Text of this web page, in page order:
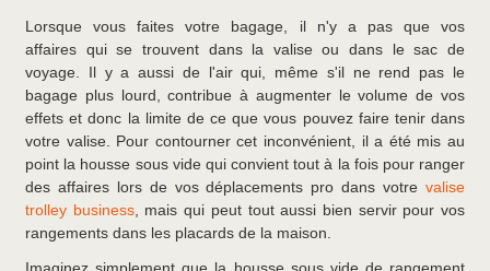
Lorsque vous faites votre bagage, il n'y a pas que vos
affaires qui se trouvent dans la valise ou dans le sac de
voyage. Il y a aussi de l'air qui, même s'il ne rend pas le
bagage plus lourd, contribue à augmenter le volume de vos
effets et donc la limite de ce que vous pouvez faire tenir dans
votre valise. Pour contourner cet inconvénient, il a été mis au
point la housse sous vide qui convient tout à la fois pour ranger
des affaires lors de vos déplacements pro dans votre valise
trolley business, mais qui peut tout aussi bien servir pour vos
rangements dans les placards de la maison.